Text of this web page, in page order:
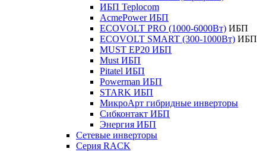
ИБП Teplocom
AcmePower ИБП
ECOVOLT PRO (1000-6000Вт) ИБП
ECOVOLT SMART (300-1000Вт) ИБП
MUST EP20 ИБП
Must ИБП
Pitatel ИБП
Powerman ИБП
STARK ИБП
МикроАрт гибридные инверторы
Сибконтакт ИБП
Энергия ИБП
Сетевые инверторы
Серия RACK